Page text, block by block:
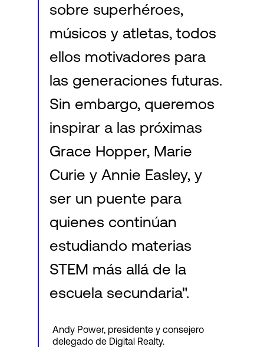
sobre superhéroes,
músicos y atletas, todos
ellos motivadores para
las generaciones futuras.
Sin embargo, queremos
inspirar a las próximas
Grace Hopper, Marie
Curie y Annie Easley, y
ser un puente para
quienes continúan
estudiando materias
STEM más allá de la
escuela secundaria".
Andy Power, presidente y consejero
delegado de Digital Realty.